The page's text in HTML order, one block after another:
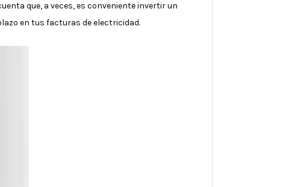
que, a veces, es conveniente invertir un
en tus facturas de electricidad.